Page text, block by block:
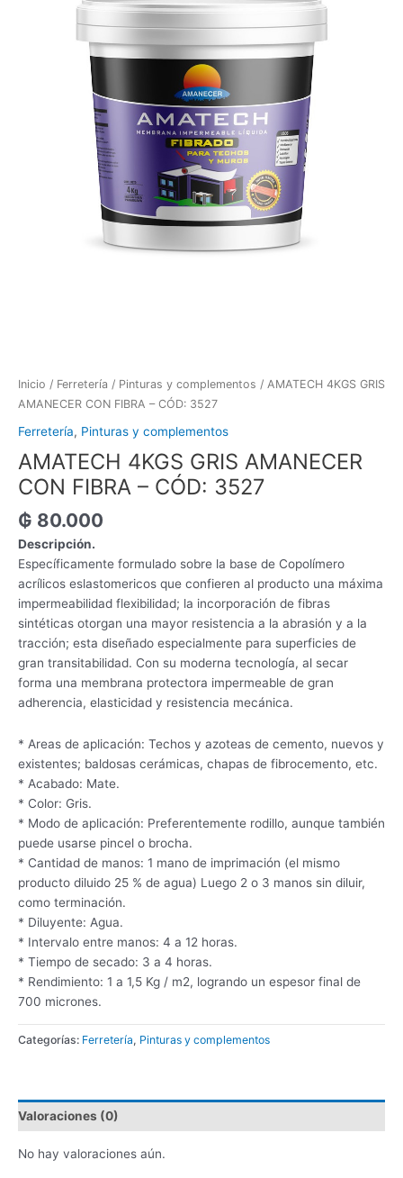
Inicio / Ferretería / Pinturas y complementos / AMATECH 4KGS GRIS
AMANECER CON FIBRA – CÓD: 3527
Ferretería, Pinturas y complementos
AMATECH 4KGS GRIS AMANECER
CON FIBRA – CÓD: 3527
₲ 80.000
Descripción.
Específicamente formulado sobre la base de Copolímero
acrílicos eslastomericos que confieren al producto una máxima
impermeabilidad flexibilidad; la incorporación de fibras
sintéticas otorgan una mayor resistencia a la abrasión y a la
tracción; esta diseñado especialmente para superficies de
gran transitabilidad. Con su moderna tecnología, al secar
forma una membrana protectora impermeable de gran
adherencia, elasticidad y resistencia mecánica.
* Areas de aplicación: Techos y azoteas de cemento, nuevos y
existentes; baldosas cerámicas, chapas de fibrocemento, etc.
* Acabado: Mate.
* Color: Gris.
* Modo de aplicación: Preferentemente rodillo, aunque también
puede usarse pincel o brocha.
* Cantidad de manos: 1 mano de imprimación (el mismo
producto diluido 25 % de agua) Luego 2 o 3 manos sin diluir,
como terminación.
* Diluyente: Agua.
* Intervalo entre manos: 4 a 12 horas.
* Tiempo de secado: 3 a 4 horas.
* Rendimiento: 1 a 1,5 Kg / m2, logrando un espesor final de
700 micrones.
Categorías: Ferretería, Pinturas y complementos
Valoraciones (0)
No hay valoraciones aún.